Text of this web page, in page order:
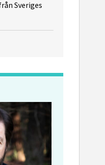
Sveriges